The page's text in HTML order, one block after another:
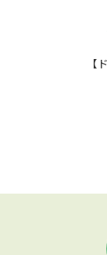
【